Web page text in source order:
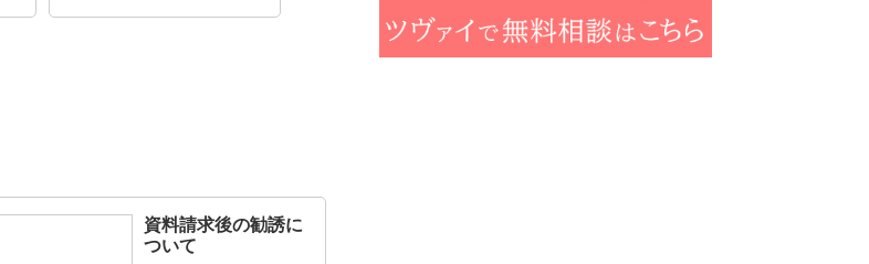
資料請求後の勧誘に
ついて